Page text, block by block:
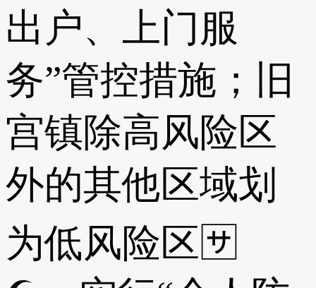
出户、上门服
务”管控措施；旧
宫镇除高风险区
外的其他区域划
为低风险区🈂